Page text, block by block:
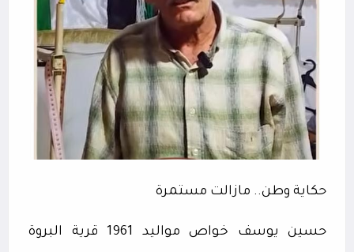
حكاية وطن.. مازالت مستمرة
حسين يوسف خواص مواليد 1961 قرية البروة